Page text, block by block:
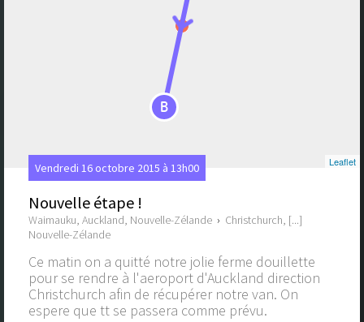
B
Leaflet
Vendredi 16 octobre 2015 à 13h00
Nouvelle étape !
Waimauku, Auckland, Nouvelle-Zélande › Christchurch, [...]
Nouvelle-Zélande
Ce matin on a quitté notre jolie ferme douillette
pour se rendre à l'aeroport d'Auckland direction
Christchurch afin de récupérer notre van. On
espere que tt se passera comme prévu.